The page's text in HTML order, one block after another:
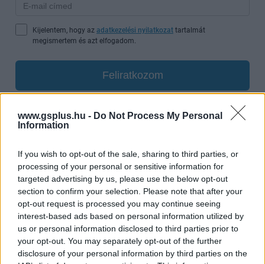
www.gsplus.hu - Do Not Process My Personal
Information
If you wish to opt-out of the sale, sharing to third parties, or
processing of your personal or sensitive information for
targeted advertising by us, please use the below opt-out
section to confirm your selection. Please note that after your
opt-out request is processed you may continue seeing
interest-based ads based on personal information utilized by
us or personal information disclosed to third parties prior to
your opt-out. You may separately opt-out of the further
disclosure of your personal information by third parties on the
Kijelentem, hogy az adatkezelési nyilatkozat tartalmát
megismertem és azt elfogadom.
Feliratkozom
A Sony ezzel a hármassal most elég ügyesen lőtt több
akciójátékok rajongóit próbálja behúzni, a Nine Sols
pedig azoknak lehet telitalálat, akik valami
karakteresebb, különlegesebb élményt keresnek. Nem
minden hónapban sikerül ennyire jól széthúzni a
kínálatot, most viszont tényleg az a helyzet, hogy nehéz
lenne azt mondani, csak egyetlen komolyan vehető cím
került be.